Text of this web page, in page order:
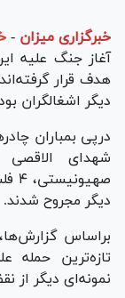
خبرگزاری میزان -
آغاز جنگ علیه
هدف قرار
دیگر اشغالگران
درپی بمباران
شهدای الاقصی
دیگر مجروح شدند.
براساس
تازه‌ترین حمله
نمونه‌ای دیگر از